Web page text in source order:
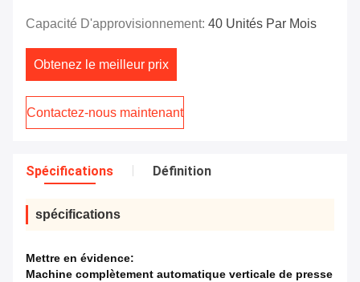
Capacité D'approvisionnement: 40 Unités Par Mois
Obtenez le meilleur prix
Contactez-nous maintenant
Spécifications Définition
spécifications
Mettre en évidence:
Machine complètement automatique verticale de presse